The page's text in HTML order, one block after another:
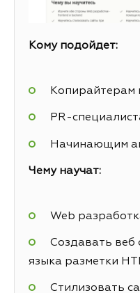
Кому подойдет:
Копирайтерам
PR-
Начинающим
Чему научат:
Web
Создавать
языка разметки
Стилизовать